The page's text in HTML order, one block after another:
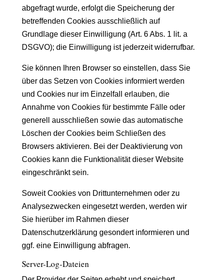
abgefragt wurde, erfolgt die Speicherung der
betreffenden Cookies ausschließlich auf
Grundlage dieser Einwilligung (Art. 6 Abs. 1 lit. a
DSGVO); die Einwilligung ist jederzeit widerrufbar.
Sie können Ihren Browser so einstellen, dass Sie
über das Setzen von Cookies informiert werden
und Cookies nur im Einzelfall erlauben, die
Annahme von Cookies für bestimmte Fälle oder
generell ausschließen sowie das automatische
Löschen der Cookies beim Schließen des
Browsers aktivieren. Bei der Deaktivierung von
Cookies kann die Funktionalität dieser Website
eingeschränkt sein.
Soweit Cookies von Drittunternehmen oder zu
Analysezwecken eingesetzt werden, werden wir
Sie hierüber im Rahmen dieser
Datenschutzerklärung gesondert informieren und
ggf. eine Einwilligung abfragen.
Server-Log-Dateien